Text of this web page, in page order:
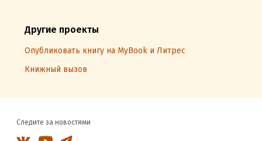
Другие проекты
Опубликовать книгу на MyBook и Литрес
Книжный вызов
Следите за новостями